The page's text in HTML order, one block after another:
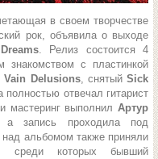
в своем творчестве
рок, объявила о выходе
. Релиз состоится 4
знакомством с пластинкой
Vain Delusions, снятыйSick
отвечал гитарист
мастеринг выполнилАртур
запись проходила под
альбомом также приняли
среди которых бывший